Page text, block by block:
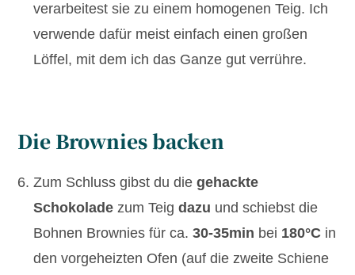
verarbeitest sie zu einem homogenen Teig. Ich
verwende dafür meist einfach einen großen
Löffel, mit dem ich das Ganze gut verrühre.
Die Brownies backen
Zum Schluss gibst du diegehackte
Schokolade zum Teigdazu und schiebst die
Bohnen Brownies für ca.30-35min bei 180°C in
den vorgeheizten Ofen (auf die zweite Schiene